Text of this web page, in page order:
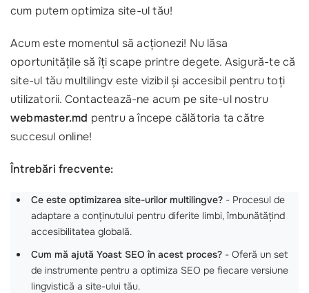
cum putem optimiza site-ul tău!
Acum este momentul să acționezi! Nu lăsa
oportunitățile să îți scape printre degete. Asigură-te că
site-ul tău multilingv este vizibil și accesibil pentru toți
utilizatorii. Contactează-ne acum pe site-ul nostru
webmaster.md pentru a începe călătoria ta către
succesul online!
Întrebări frecvente:
Ce este optimizarea site-urilor multilingve? - Procesul de
adaptare a conținutului pentru diferite limbi, îmbunătățind
accesibilitatea globală.
Cum mă ajută Yoast SEO în acest proces? - Oferă un set
de instrumente pentru a optimiza SEO pe fiecare versiune
lingvistică a site-ului tău.